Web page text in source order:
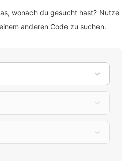
wonach du gesucht hast? Nutze
anderen Code zu suchen.